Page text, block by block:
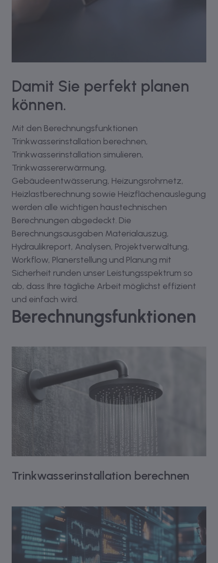
Damit Sie perfekt planen
können.
Mit den Berechnungsfunktionen
Trinkwasserinstallation berechnen,
Trinkwasserinstallation simulieren,
Trinkwassererwärmung,
Gebäudeentwässerung, Heizungsrohrnetz,
Heizlastberechnung sowie Heizflächenauslegung
werden alle wichtigen haustechnischen
Berechnungen abgedeckt. Die
Berechnungsausgaben Materialauszug,
Hydraulikreport, Analysen, Projektverwaltung,
Workflow, Planerstellung und Planung mit
Sicherheit runden unser Leistungsspektrum so
ab, dass Ihre tägliche Arbeit möglichst effizient
und einfach wird.
Berechnungsfunktionen
Trinkwasserinstallation berechnen